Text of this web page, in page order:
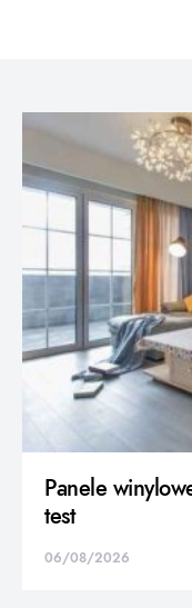
Panele
test
06/08/2026